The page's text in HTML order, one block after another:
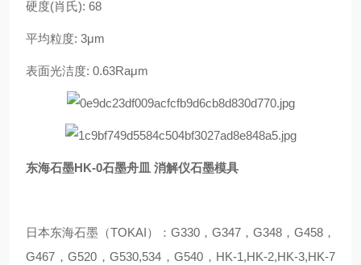
硬度(肖氏): 68
平均粒度: 3μm
表面光洁度: 0.63Raμm
东海石墨HK-0石墨舟皿 消解仪石墨模具
日本东海石墨（TOKAI）：G330，G347，G348，G458，
G467，G520，G530,534，G540，HK-1,HK-2,HK-3,HK-7